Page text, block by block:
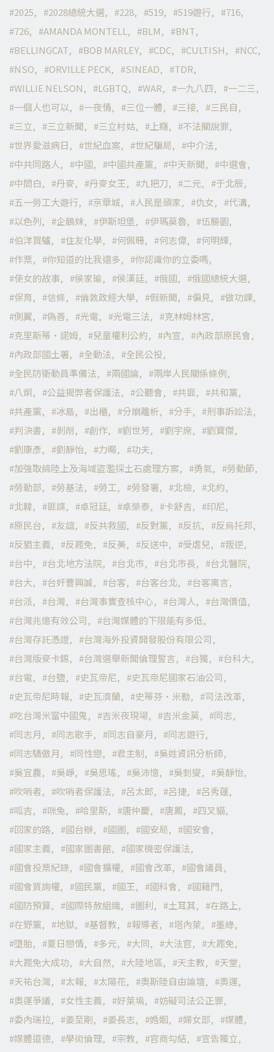
2025
2028總統大選 228 519 519遊行
716
726
AMANDA MONTELL BLM
BNT
BELLINGCAT
BOB MARLEY CDC CULTISH
NCC
NSO
ORVILLE PECK SINEAD
TDR
WILLIE NELSON
LGBTQ WAR 一九八四
一二三
一個人也可以
一夜情 三位一體 三接
三民自
三立
三立新聞 三立村姑 上癮
不法關說罪
世界愛滋病日
世紀血案 世紀騙局
中介法
中共同路人
中國 中國共產黨 中天新聞
中選會
中間白
丹麥 丹麥女王 九把刀 二元
于北辰
五一勞工大遊行
京華城 人民是頭家 仇女
代溝
以色列
企鵝妹 伊斯坦堡 伊瑪莫魯
伍勝園
伯洋買驢
住友化學 何佩珊 何志偉
何明輝
作票
你知道的比我還多
你認識你的立委嗎
使女的故事
侯家瑜 侯漢廷 俄國
俄國總統大選
保育
信條 倫敦政經大學 假新聞 偏見
做功課
側翼
偽善 光電 光電三法
克林姆林宮
克里斯蒂·諾姆
兒童權利公約 內宣
內政部原民會
內政部國土署
全動法
全民公投
全民防衛動員準備法
兩國論
兩岸人民關係條例
八炯
公益揭弊者保護法 公聽會 共匪
共和黨
共產黨
冰島 出櫃 分崩離析 分手
刑事訴訟法
判決書
剝削 創作 劉世芳 劉宇席
劉寶傑
劉康彥
劉靜怡 力暘
功夫
加強取締陸上及海域盜濫採土石處理方案
勇氣
勞動節
勞動部
勞基法 勞工 勞發署 北檢
北約
北韓
匪諜 卓冠廷 卓榮泰 卡舒吉
印尼
原民台
友誼 反共救國 反對黨 反抗
反烏托邦
反猶主義
反罷免 反美 反送中 受虐兒
叛逆
台中
台北地方法院 台北市 台北市長
台北醫院
台大
台奸曹興誠 台客 台客台北
台客寓言
台派
台灣 台灣事實查核中心 台灣人
台灣價值
台灣兆億有效公司
台灣媒體的下限能有多低
台灣存託憑證
台灣海外投資開發股份有限公司
台灣版麥卡錫
台灣選舉新聞倫理誓言 台獨
台科大
台電
台鹽 史瓦帝尼
史瓦帝尼國家石油公司
史瓦帝尼時報
史瓦濟蘭 史蒂芬·米勒
司法改革
吃台灣米當中國鬼
吉米夜現場 吉米金莫
同志
同志月
同志歌手 同志自豪月
同志遊行
同志驕傲月
同性戀 君主制
吳姓資訊分析師
吳宜農
吳崢 吳思瑤 吳沛憶 吳釗燮
吳靜怡
吹哨者
吹哨者保護法 呂太郎 呂捷
呂秀蓮
呱吉
咪兔 哈里斯 唐仲慶 唐鳳
四叉貓
回家的路
國台辦 國圖 國安局
國安會
國家主義
國家圖書館
國家機密保護法
國會投票紀錄
國會擴權 國會改革
國會議員
國會質詢權
國民黨 國王 國科會
國籍門
國防預算
國際特赦組織 圖利 土耳其
在路上
在野黨
地獄 基督教 報導者 塔內萊
墨綠
墮胎
夏日戀情 多元 大同 大法官
大罷免
大罷免大成功
大自然 大陸地區 天主教
天堂
天祐台灣
太報 太陽花 奧斯陸自由論壇
奧運
奧運爭議
女性主義 好萊塢
妨礙司法公正罪
委內瑞拉
姜至剛 姜長志 婚姻 婦女部
媒體
媒體道德
學術倫理 宗教 官商勾結
宣告獨立